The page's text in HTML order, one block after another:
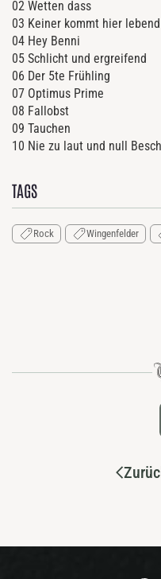
02 Wetten dass
03 Keiner kommt hier
04 Hey Benni
05 Schlicht und ergreifend
06 Der 5te Frühling
07 Optimus Prime
08 Fallobst
09 Tauchen
10 Nie zu laut und null
TAGS
Rock Wingenfelder